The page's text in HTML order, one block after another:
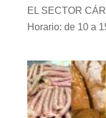
EL SECTOR
Horario: de 10 a